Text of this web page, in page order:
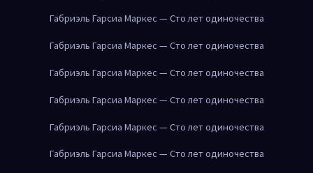
Габриэль Гарсиа Маркес — Сто лет одиночества
Габриэль Гарсиа Маркес — Сто лет одиночества
Габриэль Гарсиа Маркес — Сто лет одиночества
Габриэль Гарсиа Маркес — Сто лет одиночества
Габриэль Гарсиа Маркес — Сто лет одиночества
Габриэль Гарсиа Маркес — Сто лет одиночества